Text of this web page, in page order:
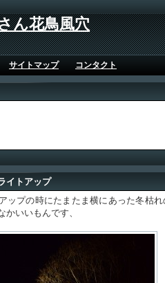
ん花鳥風穴
サイトマップ コンタクト
イトアップ
ップの時にたまたま横にあった冬枯
かいいもんです、